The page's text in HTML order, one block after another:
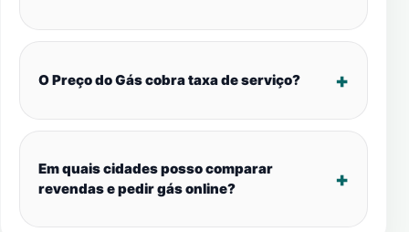
O Preço do Gás cobra taxa de serviço?
Em quais cidades posso comparar
revendas e pedir gás online?